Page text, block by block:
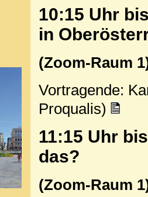
10:15 Uhr
in
(Zoom-Raum
Vortragende:
Proqualis)
11:15 Uhr
das?
(Zoom-Raum